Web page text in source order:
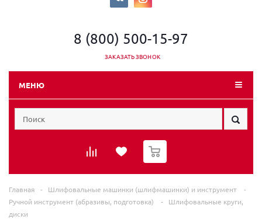
8 (800) 500-15-97
ЗАКАЗАТЬ ЗВОНОК
МЕНЮ
0
Главная - Шлифовальные машинки (шлифмашинки) и инструмент
-
Ручной инструмент (абразивы, подготовка)
-
Шлифовальные круги,
диски